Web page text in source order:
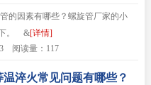
的因素有哪些？螺旋管厂家的小
下。 &[详情]
阅读量：117
淬火常见问题有哪些？